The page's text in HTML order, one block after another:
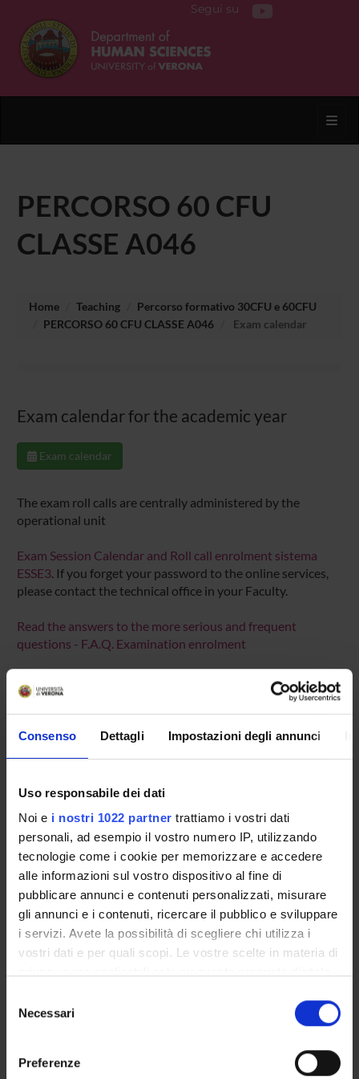
Consenso Dettagli Impostazioni degli annunci
Uso responsabile dei dati
Noi e i nostri 1022 partner trattiamo i vostri dati
personali, ad esempio il vostro numero IP, utilizzando
tecnologie come i cookie per memorizzare e accedere
alle informazioni sul vostro dispositivo al fine di
pubblicare annunci e contenuti personalizzati, misurare
gli annunci e i contenuti, ricercare il pubblico e sviluppare
i servizi. Avete la possibilità di scegliere chi utilizza i
vostri dati e per quali scopi. Le vostre scelte in materia di
modificare o revocare il proprio consenso in qualsiasi
momento dalla Dichiarazione sui cookie o facendo clic
delNecessari
Preferenze
Segui su
PERCORSO 60 CFU
CLASSE A046
Home Teaching
Percorso formativo 30CFU e 60CFU
PERCORSO 60 CFU CLASSE A046
Exam calendar
Exam calendar for the academic year
Exam calendar
The exam roll calls are centrally administered by the
operational unit
Exam Session Calendar and Roll call enrolment sistema
ESSE3. If you forget your password to the online services,
please contact the technical office in your Faculty.
Read the answers to the more serious and frequent
questions - F.A.Q. Examination enrolment
Overview
Enrolment Policy
Academic Calendar
Lesson timetable
Degree Programme
Exam calendar
Notices
Thesis and internship proposals
Faculty staff
PHD PROGRAMMES AND POSTGRADUATE